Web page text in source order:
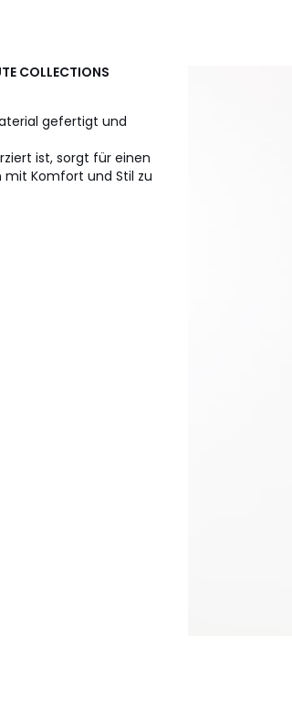
COLLECTIONS
gefertigt und
ist, sorgt für einen
Komfort und Stil zu